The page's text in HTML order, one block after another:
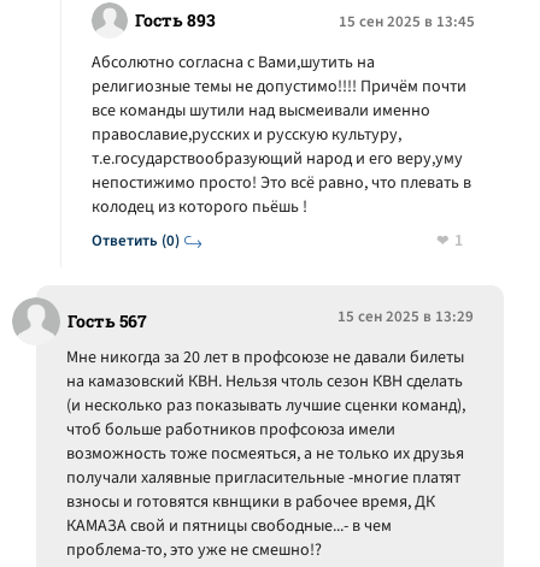
Гость 893 15 сен 2025 в 13:45
Ответить (0)
Абсолютно согласна с Вами,шутить на
религиозные темы не допустимо!!!! Причём почти
все команды шутили над высмеивали именно
православие,русских и русскую культуру,
т.е.государствообразующий народ и его веру,уму
непостижимо просто! Это всё равно, что плевать в
колодец из которого пьёшь !
1
Гость 567 15 сен 2025 в 13:29
Мне никогда за 20 лет в профсоюзе не давали билеты
на камазовский КВН. Нельзя чтоль сезон КВН сделать
(и несколько раз показывать лучшие сценки команд),
чтоб больше работников профсоюза имели
возможность тоже посмеяться, а не только их друзья
получали халявные пригласительные -многие платят
взносы и готовятся квнщики в рабочее время, ДК
КАМАЗА свой и пятницы свободные...- в чем
проблема-то, это уже не смешно!?